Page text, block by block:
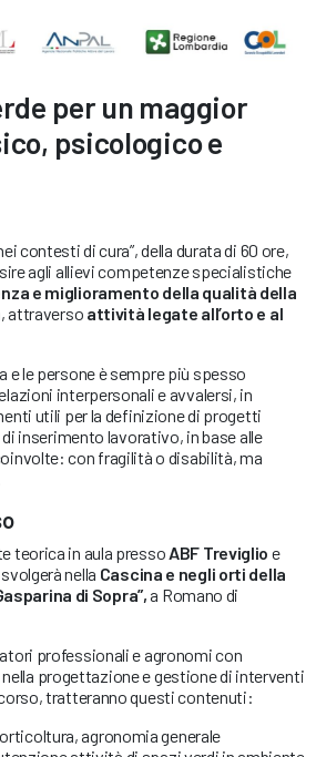
per un maggior
psicologico e
contesti di cura”, della durata di 60 ore,
agli allievi competenze specialistiche
e miglioramento della qualità della
, attraverso attività legate all’orto e al
e le persone è sempre più spesso
interpersonali e avvalersi, in
utili per la definizione di progetti
inserimento lavorativo, in base alle
con fragilità o disabilità, ma
teorica in aula presso ABF Treviglio e
nella Cascina e negli orti della
di Sopra”,a Romano di
professionali e agronomi con
progettazione e gestione di interventi
tratteranno questi contenuti:
agronomia generale